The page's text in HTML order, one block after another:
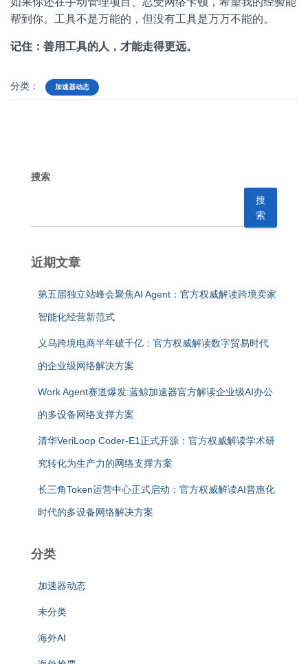
帮到你。工具不是万能的，但没有工具是万万不能的。
记住：善用工具的人，才能走得更远。
分类： 加速器动态
搜索
搜
索
近期文章
第五届独立站峰会聚焦AI Agent：官方权威解读跨境卖家
智能化经营新范式
义乌跨境电商半年破千亿：官方权威解读数字贸易时代
的企业级网络解决方案
Work Agent赛道爆发:蓝鲸加速器官方解读企业级AI办公
的多设备网络支撑方案
清华VeriLoop Coder-E1正式开源：官方权威解读学术研
究转化为生产力的网络支撑方案
长三角Token运营中心正式启动：官方权威解读AI普惠化
时代的多设备网络解决方案
分类
加速器动态
未分类
海外AI